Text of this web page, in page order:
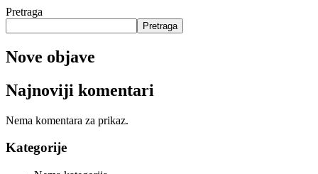
Pretraga
Pretraga
Nove objave
Najnoviji komentari
Nema komentara za prikaz.
Kategorije